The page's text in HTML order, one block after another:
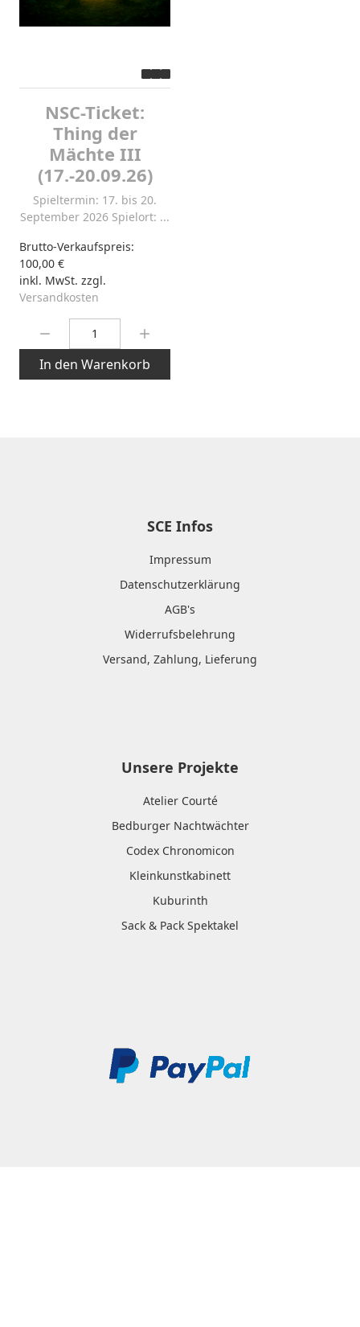
NSC-Ticket:
Thing der
Mächte III
(17.-20.09.26)
Spieltermin: 17. bis 20.
September 2026 Spielort: ...
Brutto-Verkaufspreis:
100,00 €
inkl. MwSt. zzgl.
Versandkosten
In den Warenkorb
SCE Infos
Impressum
Datenschutzerklärung
AGB's
Widerrufsbelehrung
Versand, Zahlung, Lieferung
Unsere Projekte
Atelier Courté
Bedburger Nachtwächter
Codex Chronomicon
Kleinkunstkabinett
Kuburinth
Sack & Pack Spektakel